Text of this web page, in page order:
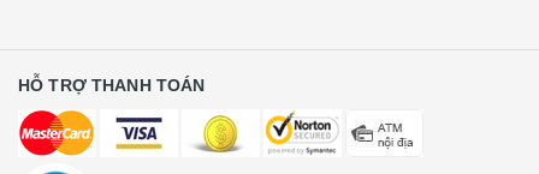
HỖ TRỢ THANH TOÁN